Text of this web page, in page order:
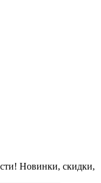
Новинки, скидки,